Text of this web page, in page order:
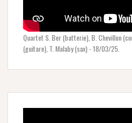
Quartet S. Ber (batterie), B. Chevillon
(guitare), T. Malaby (sax) - 18/03/25.